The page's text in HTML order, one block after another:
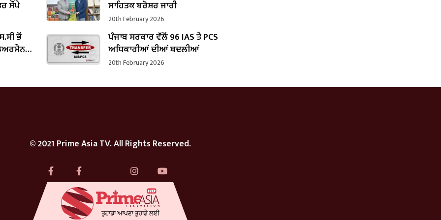
ਸੌਂਪੇ
ਸਾਹਿਤਕ ਬਰੋਸ਼ਰ ਜਾਰੀ
20th February 2026
ਭੋਂ
ਪੰਜਾਬ ਸਰਕਾਰ ਵੱਲੋਂ 96 IAS ਤੇ PCS
ਅਧਿਕਾਰੀਆਂ ਦੀਆਂ ਬਦਲੀਆਂ
20th February 2026
© 2021 Prime Asia TV. All Rights Reserved.